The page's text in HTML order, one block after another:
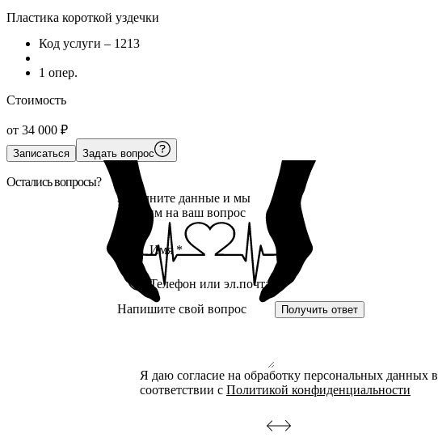
Пластика короткой уздечки
Код услуги – 1213
1 опер.
Стоимость
от 34 000 ₽
Записаться Задать вопрос
Остались вопросы?
Заполните данные и мы
ответим на ваш вопрос
Получить ответ
Я даю согласие на обработку персональных данных в
соответствии с Политикой конфиденциальности